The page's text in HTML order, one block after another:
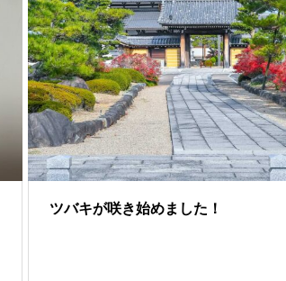
ツバキが咲き始めました！